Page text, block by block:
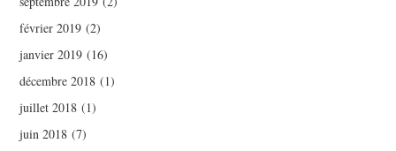
février 2019 (2)
janvier 2019 (16)
décembre 2018 (1)
juillet 2018 (1)
juin 2018 (7)